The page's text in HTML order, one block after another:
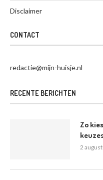
Disclaimer
CONTACT
redactie@mijn-huisje.nl
RECENTE BERICHTEN
Zo
2